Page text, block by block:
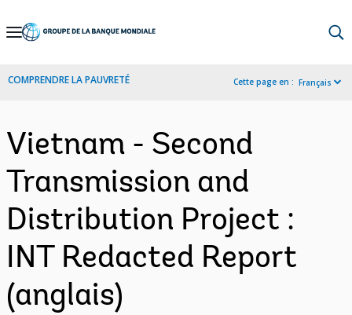
Skip
Navigation
COMPRENDRE LA PAUVRETÉ Cette page en : Français
Vietnam - Second
Transmission and
Distribution Project :
INT Redacted Report
(anglais)